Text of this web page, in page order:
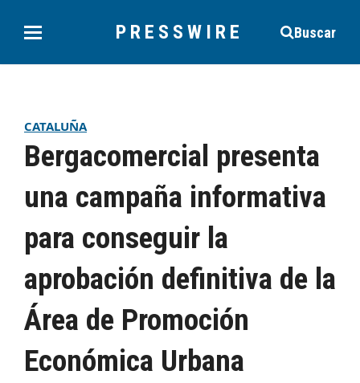
PRESSWIRE Buscar
CATALUÑA
Bergacomercial presenta
una campaña informativa
para conseguir la
aprobación definitiva de la
Área de Promoción
Económica Urbana